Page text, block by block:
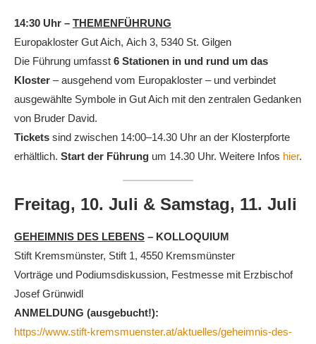
14:30 Uhr – THEMENFÜHRUNG
Europakloster Gut Aich, Aich 3, 5340 St. Gilgen
Die Führung umfasst 6 Stationen in und rund um das
Kloster – ausgehend vom Europakloster – und verbindet
ausgewählte Symbole in Gut Aich mit den zentralen Gedanken
von Bruder David.
Tickets sind zwischen 14:00–14.30 Uhr an der Klosterpforte
erhältlich. Start der Führung um 14.30 Uhr. Weitere Infos hier.
Freitag, 10. Juli & Samstag, 11. Juli
GEHEIMNIS DES LEBENS – KOLLOQUIUM
Stift Kremsmünster, Stift 1, 4550 Kremsmünster
Vorträge und Podiumsdiskussion, Festmesse mit Erzbischof
Josef Grünwidl
ANMELDUNG (ausgebucht!):
https://www.stift-kremsmuenster.at/aktuelles/geheimnis-des-